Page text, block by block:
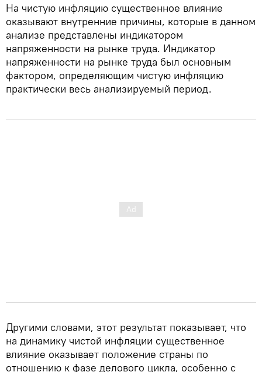
На чистую инфляцию существенное влияние
оказывают внутренние причины, которые в данном
анализе представлены индикатором
напряженности на рынке труда. Индикатор
напряженности на рынке труда был основным
фактором, определяющим чистую инфляцию
практически весь анализируемый период.
Другими словами, этот результат показывает, что
на динамику чистой инфляции существенное
влияние оказывает положение страны по
отношению к фазе делового цикла, особенно с